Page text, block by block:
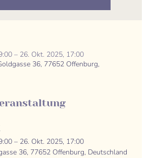
– 26. Okt. 2025, 17:00
36, 77652 Offenburg,
– 26. Okt. 2025, 17:00
36, 77652 Offenburg, Deutschland